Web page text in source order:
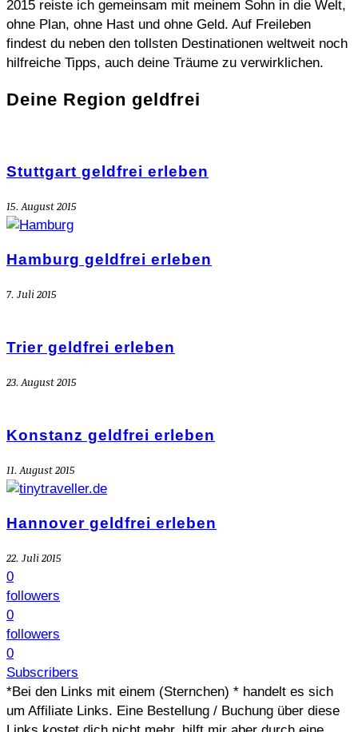
2015 reiste ich gemeinsam mit meinem Sohn in die Welt,
ohne Plan, ohne Hast und ohne Geld. Auf Freileben
findest du neben den tollsten Destinationen weltweit noch
hilfreiche Tipps, auch deine Träume zu verwirklichen.
Deine Region geldfrei
Stuttgart geldfrei erleben
15. August 2015
Hamburg geldfrei erleben
7. Juli 2015
Trier geldfrei erleben
23. August 2015
Konstanz geldfrei erleben
11. August 2015
Hannover geldfrei erleben
22. Juli 2015
0
followers
0
followers
0
Subscribers
*Bei den Links mit einem (Sternchen) * handelt es sich
um Affiliate Links. Eine Bestellung / Buchung über diese